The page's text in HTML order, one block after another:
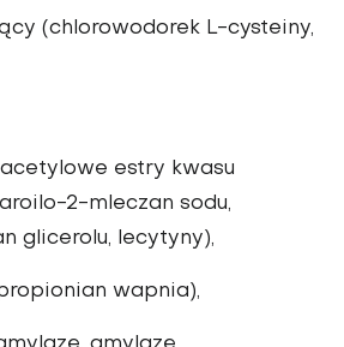
(chlorowodorek L-cysteiny,
estry kwasu
2-mleczan sodu,
glicerolu, lecytyny),
wapnia),